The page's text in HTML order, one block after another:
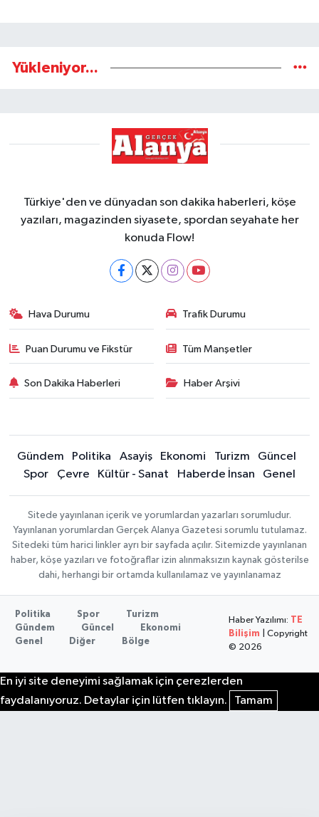
Yükleniyor...
Türkiye'den ve dünyadan son dakika haberleri, köşe
yazıları, magazinden siyasete, spordan seyahate her
konuda Flow!
Hava Durumu Trafik Durumu
Puan Durumu ve Fikstür Tüm Manşetler
Son Dakika Haberleri Haber Arşivi
Gündem Politika Asayiş Ekonomi Turizm
Güncel
Spor
Çevre Kültür - Sanat Haberde İnsan Genel
Sitede yayınlanan içerik ve yorumlardan yazarları sorumludur.
Yayınlanan yorumlardan Gerçek Alanya Gazetesi sorumlu tutulamaz.
Sitedeki tüm harici linkler ayrı bir sayfada açılır. Sitemizde yayınlanan
haber, köşe yazıları ve fotoğraflar izin alınmaksızın kaynak gösterilse
dahi, herhangi bir ortamda kullanılamaz ve yayınlanamaz
Politika Spor
Turizm
Gündem
Güncel
Ekonomi
Genel
Diğer Bölge
Haber Yazılımı: TE
Bilişim | Copyright
© 2026
En iyi site deneyimi sağlamak için çerezlerden
faydalanıyoruz. Detaylar için lütfen tıklayın.
Tamam